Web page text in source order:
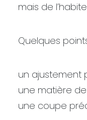
mais de
Quelques
un ajustement
une matière
une coupe